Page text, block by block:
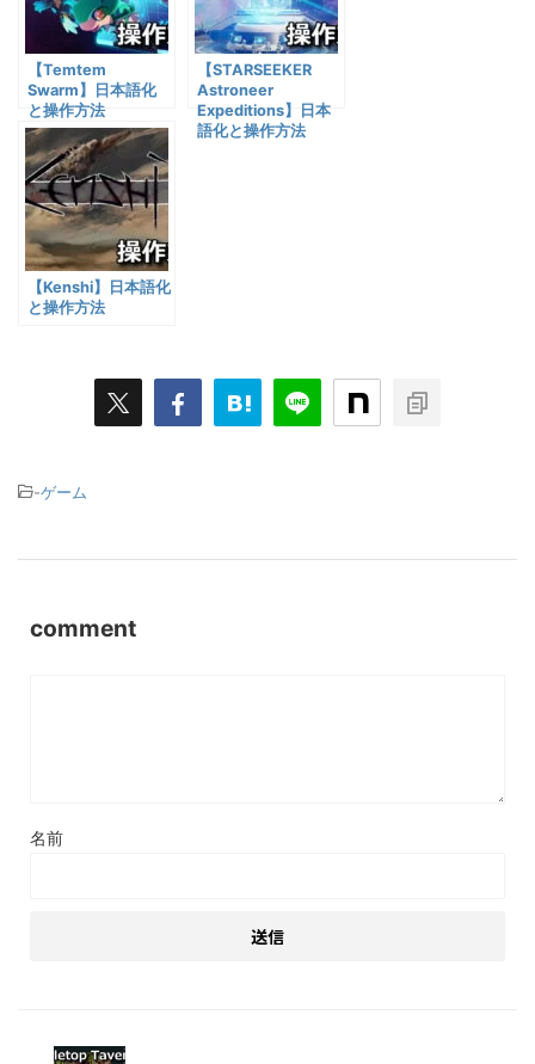
【Temtem
Swarm】日本語化
と操作方法
【STARSEEKER
Astroneer
Expeditions】日本
語化と操作方法
【Kenshi】日本語化
と操作方法
-ゲーム
comment
名前